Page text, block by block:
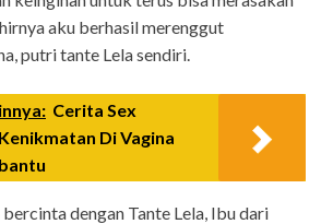
aku berhasil merenggut
putri tante Lela sendiri.
Cerita Sex
Di Vagina
dengan Tante Lela, Ibu dari